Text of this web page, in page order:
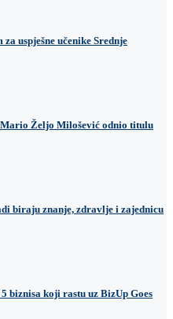
uspješne učenike Srednje
Željo Milošević odnio titulu
biraju znanje, zdravlje i zajednicu
biznisa koji rastu uz BizUp Goes